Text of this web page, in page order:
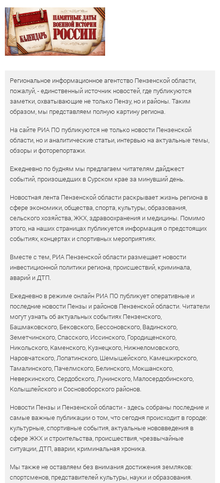
Региональное информационное агентство Пензенской области,
пожалуй, - единственный источник новостей, где публикуются
заметки, охватывающие не только Пензу, но и районы. Таким
образом, мы представляем полную картину региона.
На сайте РИА ПО публикуются не только новости Пензенской
области, но и аналитические статьи, интервью на актуальные темы,
обзоры и фоторепортажи.
Ежедневно по будням мы предлагаем читателям дайджест
событий, произошедших в Сурском крае за минувший день.
Новостная лента Пензенской области раскрывает жизнь региона в
сфере экономики, общества, спорта, культуры, образования,
сельского хозяйства, ЖКХ, здравоохранения и медицины. Помимо
этого, на наших страницах публикуется информация о предстоящих
событиях, концертах и спортивных мероприятиях.
Вместе с тем, РИА Пензенской области размещает новости
инвестиционной политики региона, происшествий, криминала,
аварий и ДТП.
Ежедневно в режиме онлайн РИА ПО публикует оперативные и
последние новости Пензы и районов Пензенской области. Читатели
могут узнать об актуальных событиях Пензенского,
Башмаковского, Бековского, Бессоновского, Вадинского,
Земетчинского, Спасского, Иссинского, Городищенского,
Никольского, Каменского, Кузнецкого, Нижнеломовского,
Наровчатского, Лопатинского, Шемышейского, Камешкирского,
Тамалинского, Пачелмского, Белинского, Мокшанского,
Неверкинского, Сердобского, Лунинского, Малосердобинского,
Колышлейского и Сосновоборского районов.
Новости Пензы и Пензенской области - здесь собраны последние и
самые важные публикации о том, что сегодня происходит в городе:
культурные, спортивные события, актуальные нововведения в
сфере ЖКХ и строительства, происшествия, чрезвычайные
ситуации, ДТП, аварии, криминальная хроника.
Мы также не оставляем без внимания достижения земляков:
спортсменов, представителей культуры, науки и образования.